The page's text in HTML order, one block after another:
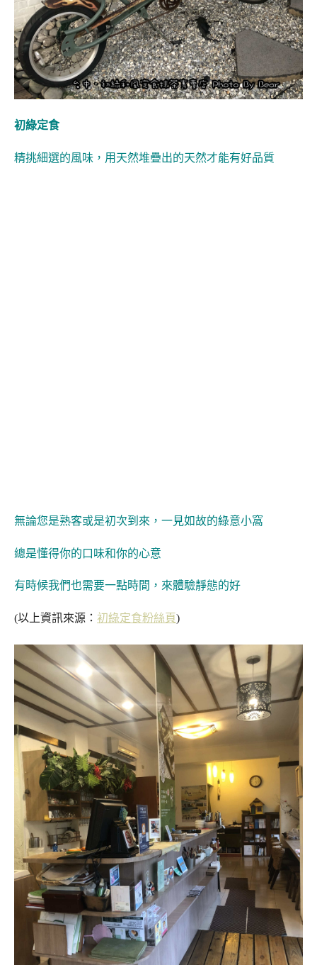
初綠定食
精挑細選的風味，用天然堆疊出的天然才能有好品質
無論您是熟客或是初次到來，一見如故的綠意小窩
總是懂得你的口味和你的心意
有時候我們也需要一點時間，來體驗靜態的好
(以上資訊來源： 初綠定食粉絲頁)